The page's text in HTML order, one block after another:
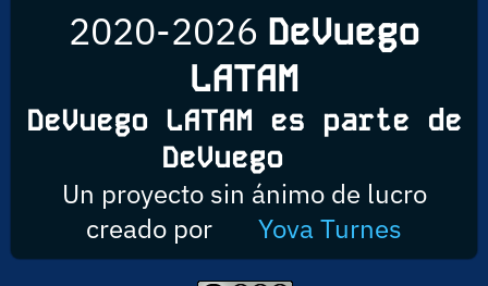
2020-2026 DeVuego
LATAM
DeVuego LATAM es parte de
DeVuego
Un proyecto sin ánimo de lucro
creado por
Yova Turnes